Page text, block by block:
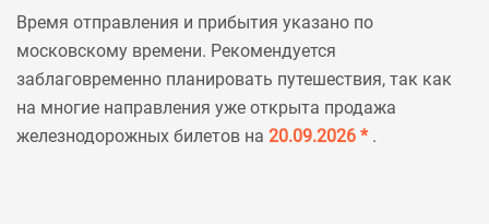
Время отправления и прибытия указано по
московскому времени. Рекомендуется
заблаговременно планировать путешествия, так как
на многие направления уже открыта продажа
железнодорожных билетов на 20.09.2026 * .